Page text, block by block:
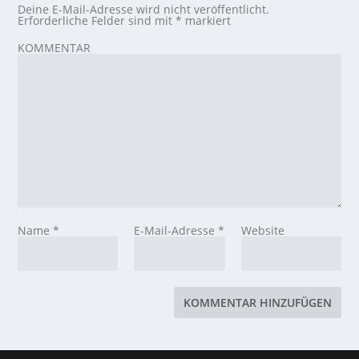
Deine E-Mail-Adresse wird nicht veröffentlicht.
Erforderliche Felder sind mit* markiert
KOMMENTAR
Name* E-Mail-Adresse * Website